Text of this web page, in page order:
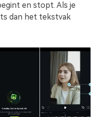
en stopt. Als je
dan het tekstvak